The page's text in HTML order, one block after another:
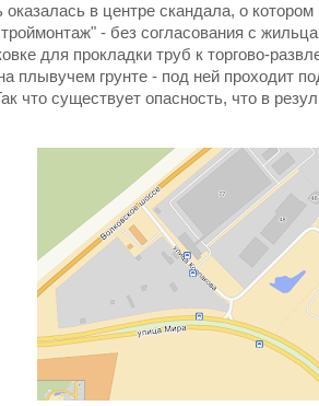
в центре скандала, о
- без согласования с
для прокладки труб к торгово-
плывучем грунте - под ней проходит
что существует опасность, что в